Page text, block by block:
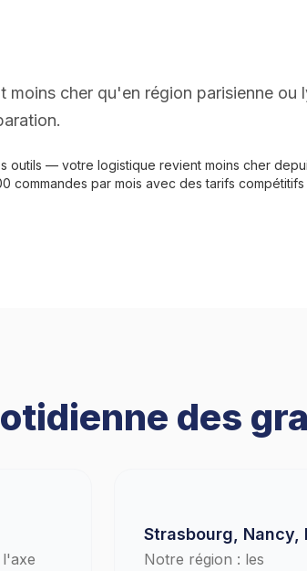
cher qu'en région parisienne
outils — votre logistique revient moins cher
par mois avec des tarifs
des
Strasbourg, Nancy,
Notre région : les